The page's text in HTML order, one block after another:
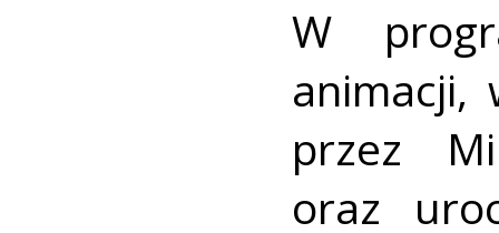
W
animacji,
przez
oraz